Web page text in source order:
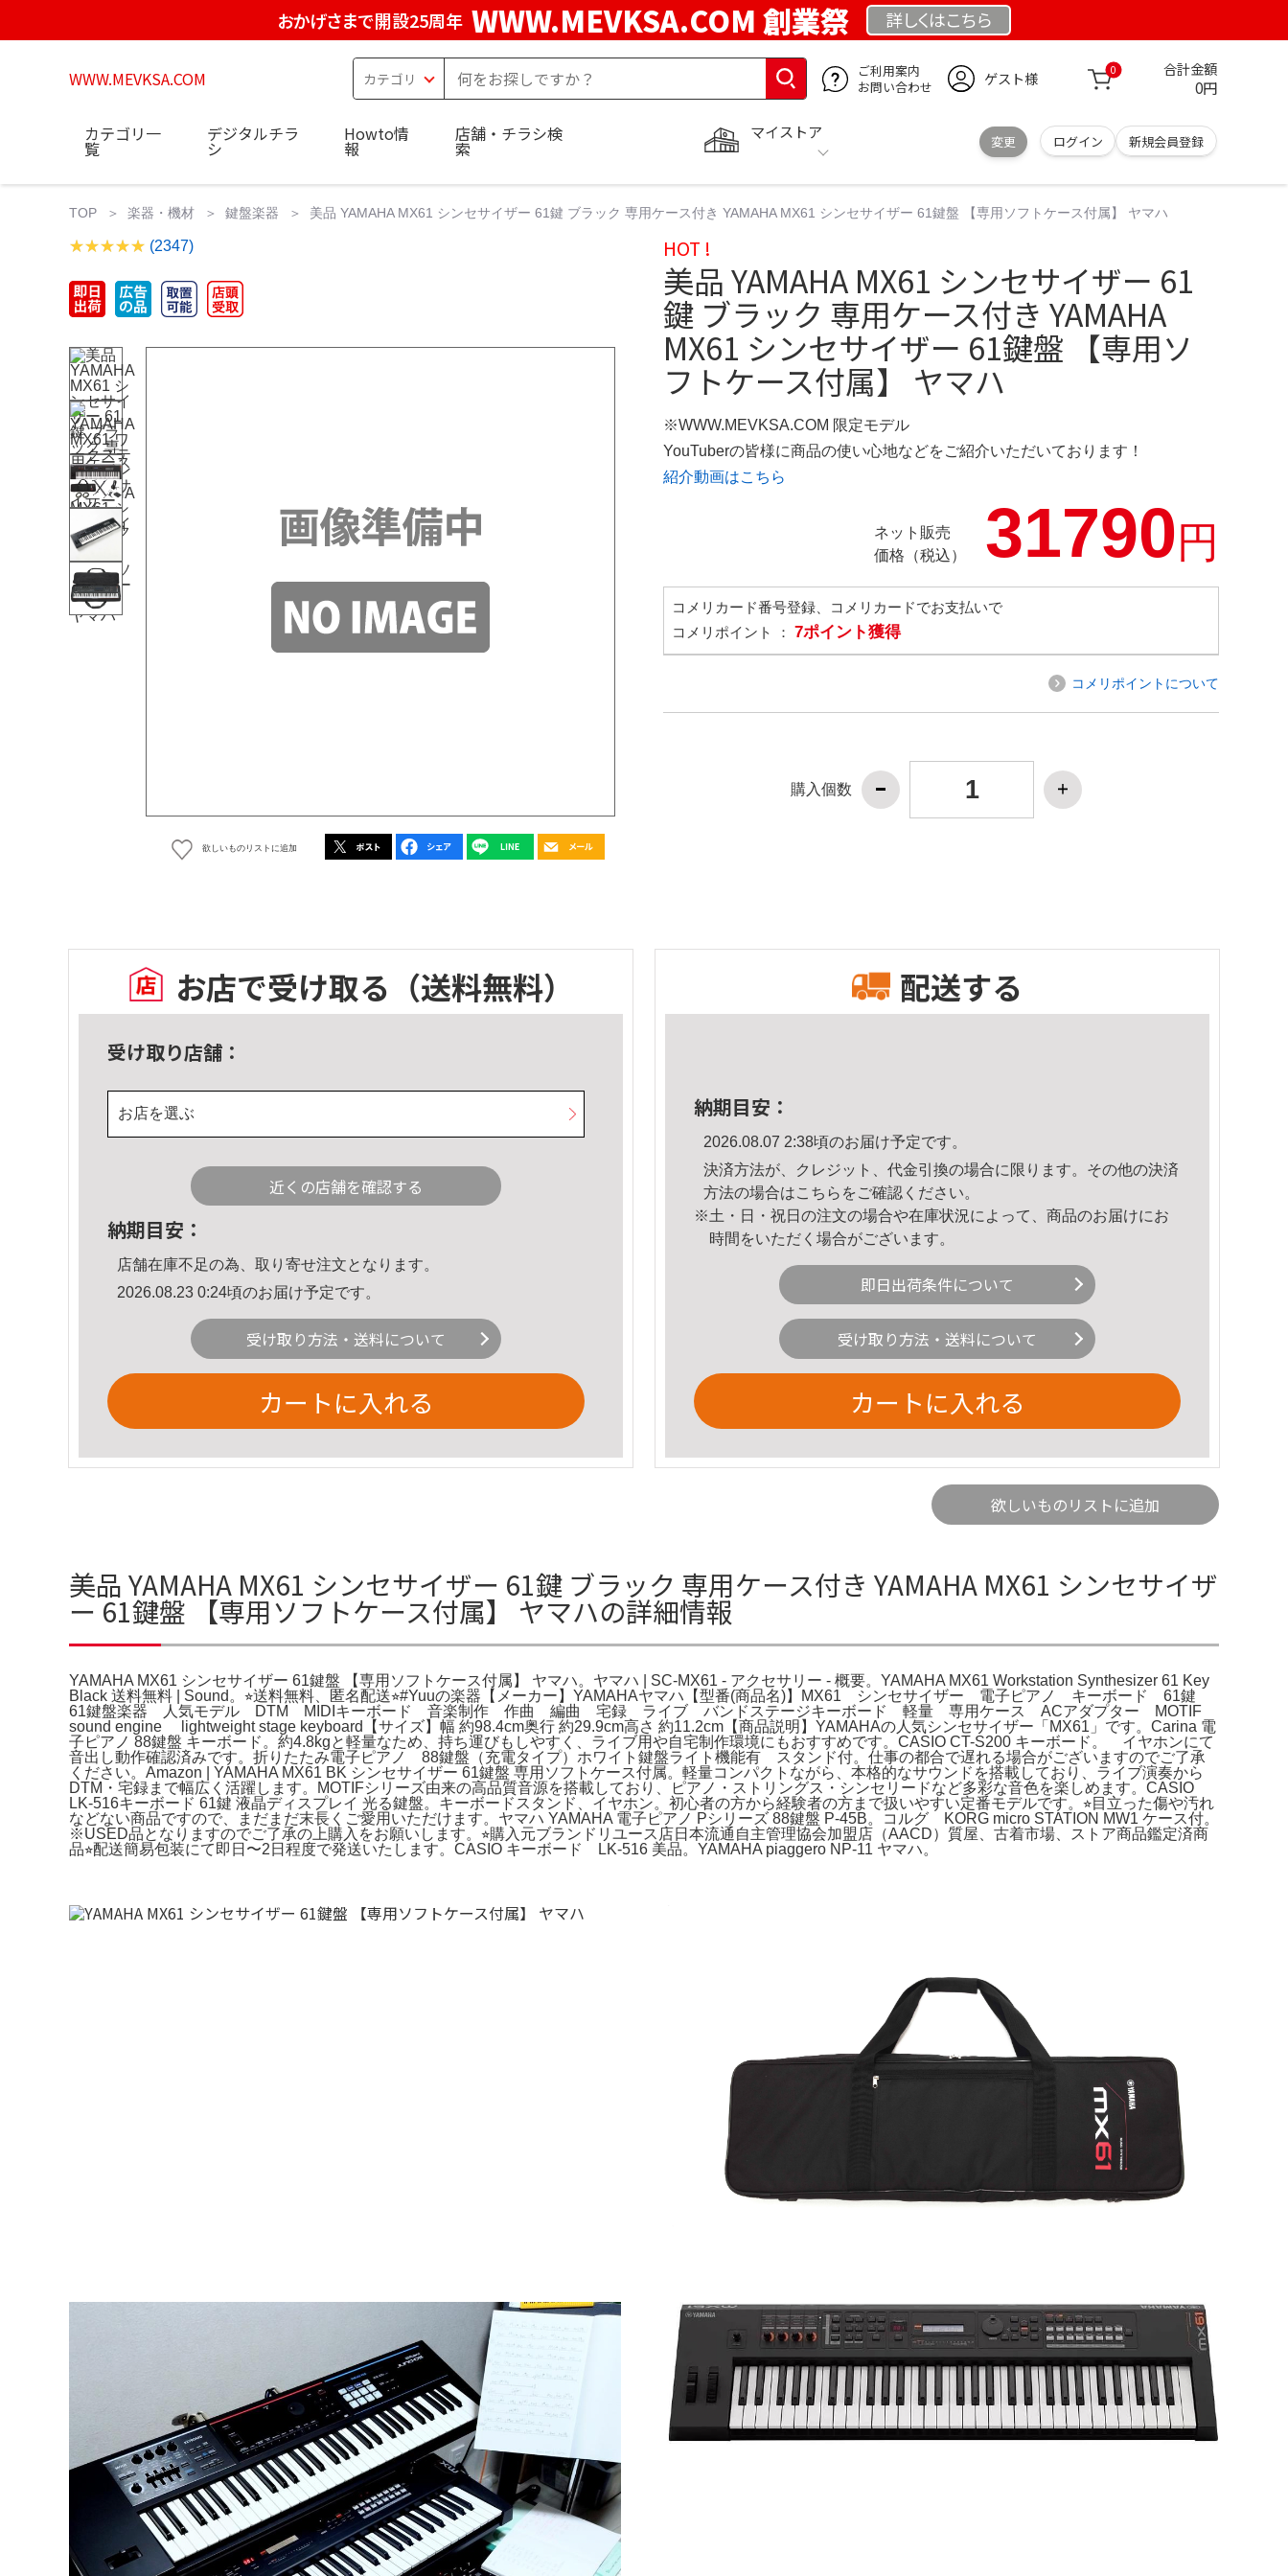
おかげさまで開設25周年 WWW.MEVKSA.COM 創業祭 詳しくはこちら
WWW.MEVKSA.COM
ご利用案内
お問い合わせ
ゲスト様 0 合計金額
0円
マイストア
変更 ログイン 新規会員登録
カテゴリ一
覧
デジタルチラ
シ
Howto情
報
店舗・チラシ検
索
TOP 楽器・機材 鍵盤楽器 美品 YAMAHA MX61 シンセサイザー 61鍵 ブラック 専用ケース付き YAMAHA MX61 シンセサイザー 61鍵盤 【専用ソフトケース付属】 ヤマハ
(2347)
欲しいものリストに追加
HOT !
美品 YAMAHA MX61 シンセサイザー 61
鍵 ブラック 専用ケース付き YAMAHA
MX61 シンセサイザー 61鍵盤 【専用ソ
フトケース付属】 ヤマハ
※WWW.MEVKSA.COM 限定モデル
YouTuberの皆様に商品の使い心地などをご紹介いただいております！
紹介動画はこちら
ネット販売
価格（税込）
31790円
コメリカード番号登録、コメリカードでお支払いで
コメリポイント ： 7ポイント獲得
コメリポイントについて
購入個数
お店で受け取る （送料無料）
受け取り店舗：
お店を選ぶ
近くの店舗を確認する
納期目安：
店舗在庫不足の為、取り寄せ注文となります。
2026.08.23 0:24頃のお届け予定です。
受け取り方法・送料について
カートに入れる
配送する
納期目安：
2026.08.07 2:38頃のお届け予定です。
決済方法が、クレジット、代金引換の場合に限ります。その他の決済
方法の場合はこちら をご確認ください。
※土・日・祝日の注文の場合や在庫状況によって、商品のお届けにお
時間をいただく場合がございます。
即日出荷条件について
受け取り方法・送料について
カートに入れる
欲しいものリストに追加
美品 YAMAHA MX61 シンセサイザー 61鍵 ブラック 専用ケース付き YAMAHA MX61 シンセサイザ
ー 61鍵盤 【専用ソフトケース付属】 ヤマハの詳細情報
YAMAHA MX61 シンセサイザー 61鍵盤 【専用ソフトケース付属】 ヤマハ。ヤマハ | SC-MX61 - アクセサリー - 概要。YAMAHA MX61 Workstation Synthesizer 61 Key
Black 送料無料 | Sound。⭐︎送料無料、匿名配送⭐︎#Yuuの楽器【メーカー】YAMAHAヤマハ【型番(商品名)】MX61 シンセサイザー 電子ピアノ キーボード 61鍵
61鍵盤楽器 人気モデル DTM MIDIキーボード 音楽制作 作曲 編曲 宅録 ライブ バンドステージキーボード 軽量 専用ケース ACアダプター MOTIF
sound engine lightweight stage keyboard【サイズ】幅 約98.4cm奥行 約29.9cm高さ 約11.2cm【商品説明】YAMAHAの人気シンセサイザー「MX61」です。Carina 電
子ピアノ 88鍵盤 キーボード。約4.8kgと軽量なため、持ち運びもしやすく、ライブ用や自宅制作環境にもおすすめです。CASIO CT-S200 キーボード。 イヤホンにて
音出し動作確認済みです。折りたたみ電子ピアノ 88鍵盤（充電タイプ）ホワイト鍵盤ライト機能有 スタンド付。仕事の都合で遅れる場合がございますのでご了承
ください。Amazon | YAMAHA MX61 BK シンセサイザー 61鍵盤 専用ソフトケース付属。軽量コンパクトながら、本格的なサウンドを搭載しており、ライブ演奏から
DTM・宅録まで幅広く活躍します。MOTIFシリーズ由来の高品質音源を搭載しており、ピアノ・ストリングス・シンセリードなど多彩な音色を楽しめます。CASIO
LK-516キーボード 61鍵 液晶ディスプレイ 光る鍵盤。キーボードスタンド、イヤホン。初心者の方から経験者の方まで扱いやすい定番モデルです。⭐︎目立った傷や汚れ
などない商品ですので、まだまだ末長くご愛用いただけます。ヤマハ YAMAHA 電子ピアノ Pシリーズ 88鍵盤 P-45B。コルグ KORG micro STATION MW1 ケース付。
※USED品となりますのでご了承の上購入をお願いします。⭐︎購入元ブランドリユース店日本流通自主管理協会加盟店（AACD）質屋、古着市場、ストア商品鑑定済商
品⭐︎配送簡易包装にて即日〜2日程度で発送いたします。CASIO キーボード LK-516 美品。YAMAHA piaggero NP-11 ヤマハ。